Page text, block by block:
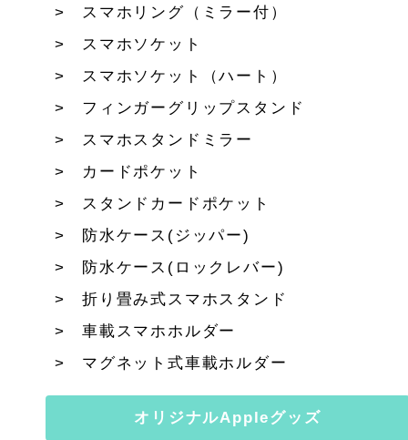
スマホリング（ミラー付）
スマホソケット
スマホソケット（ハート）
フィンガーグリップスタンド
スマホスタンドミラー
カードポケット
スタンドカードポケット
防水ケース(ジッパー)
防水ケース(ロックレバー)
折り畳み式スマホスタンド
車載スマホホルダー
マグネット式車載ホルダー
オリジナルAppleグッズ